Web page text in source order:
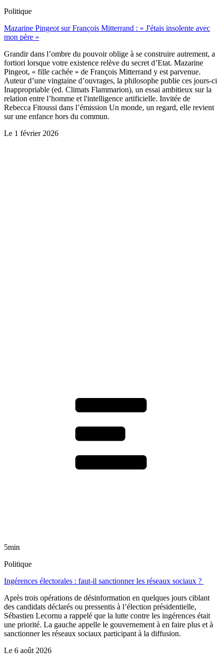
Politique
Mazarine Pingeot sur François Mitterrand : « J'étais insolente avec
mon père »
Grandir dans l’ombre du pouvoir oblige à se construire autrement, a
fortiori lorsque votre existence relève du secret d’Etat. Mazarine
Pingeot, « fille cachée » de François Mitterrand y est parvenue.
Auteur d’une vingtaine d’ouvrages, la philosophe publie ces jours-ci
Inappropriable (ed. Climats Flammarion), un essai ambitieux sur la
relation entre l’homme et l'intelligence artificielle. Invitée de
Rebecca Fitoussi dans l’émission Un monde, un regard, elle revient
sur une enfance hors du commun.
Le 1 février 2026
5min
Politique
Ingérences électorales : faut-il sanctionner les réseaux sociaux ?
Après trois opérations de désinformation en quelques jours ciblant
des candidats déclarés ou pressentis à l’élection présidentielle,
Sébastien Lecornu a rappelé que la lutte contre les ingérences était
une priorité. La gauche appelle le gouvernement à en faire plus et à
sanctionner les réseaux sociaux participant à la diffusion.
Le 6 août 2026